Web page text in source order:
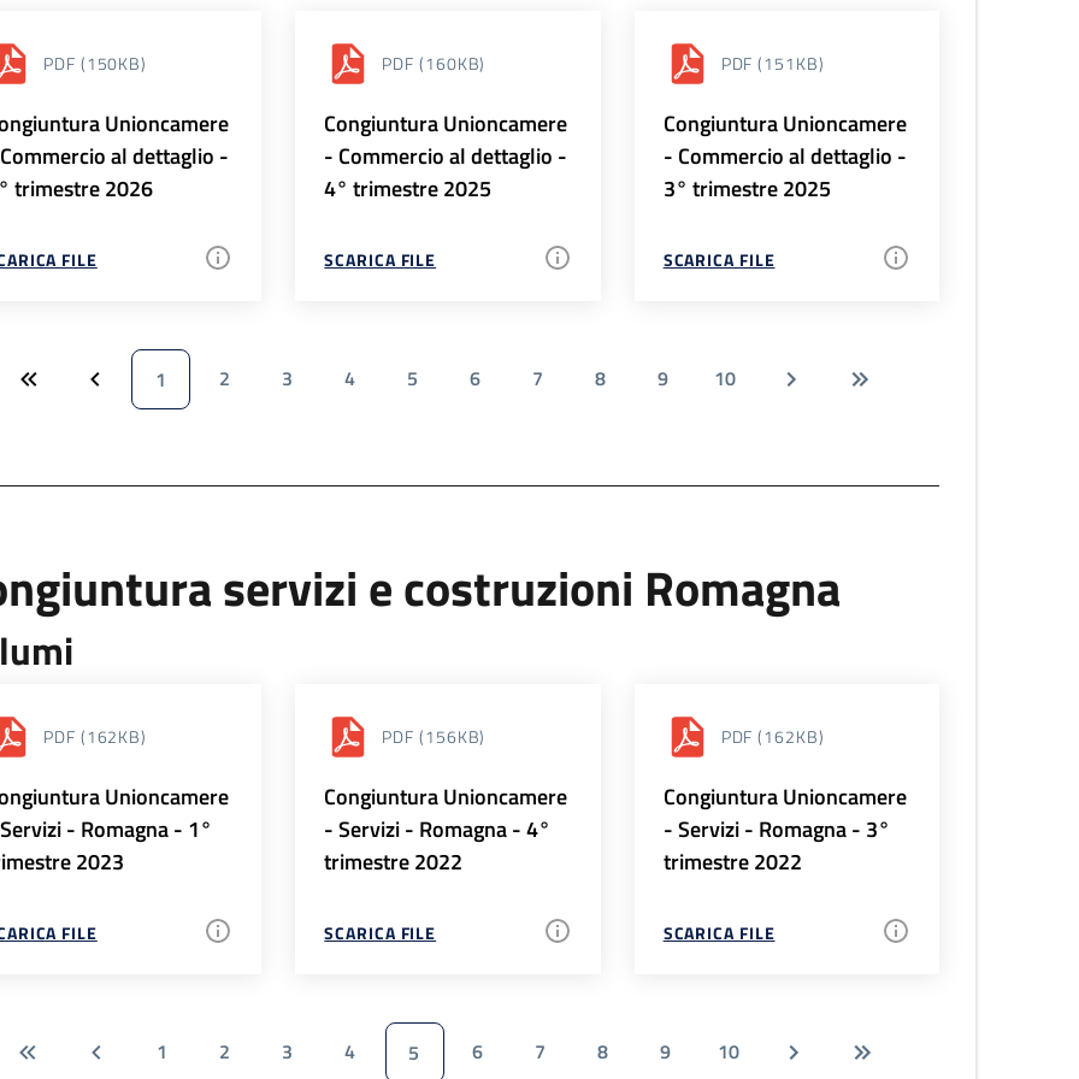
PDF (150KB)
Unioncamere
al dettaglio -
trimestre 2026
FILE
PDF (160KB)
Congiuntura Unioncamere
- Commercio al dettaglio -
4° trimestre 2025
SCARICA FILE
PDF (151KB)
Congiuntura Unioncamere
- Commercio al dettaglio -
3° trimestre 2025
SCARICA FILE
1 2 3 4 5 6 7 8 9 10
servizi e costruzioni Romagna
PDF (162KB)
Unioncamere
- Romagna - 1°
2023
FILE
PDF (156KB)
Congiuntura Unioncamere
- Servizi - Romagna - 4°
trimestre 2022
SCARICA FILE
PDF (162KB)
Congiuntura Unioncamere
- Servizi - Romagna - 3°
trimestre 2022
SCARICA FILE
1 2 3 4 5 6 7 8 9 10